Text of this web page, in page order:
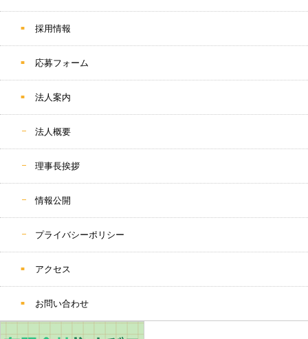
採用情報
応募フォーム
法人案内
法人概要
理事長挨拶
情報公開
プライバシーポリシー
アクセス
お問い合わせ